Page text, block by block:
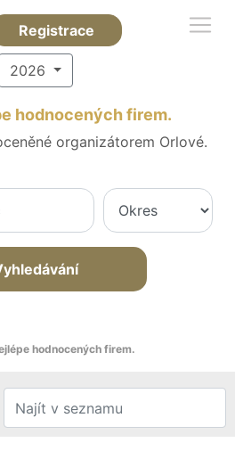
Registrace
2026
hodnocených firem.
organizátorem Orlové.
hodnocených firem.